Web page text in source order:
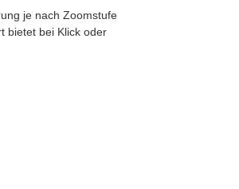
je nach Zoomstufe
bietet bei Klick oder